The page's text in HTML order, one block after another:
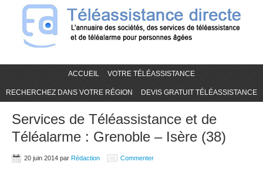
ACCUEIL VOTRE TÉLÉASSISTANCE
RECHERCHEZ DANS VOTRE RÉGION DEVIS GRATUIT TÉLÉASSISTANCE
Services de Téléassistance et de
Téléalarme : Grenoble – Isère (38)
20 juin 2014 par Rédaction Commenter